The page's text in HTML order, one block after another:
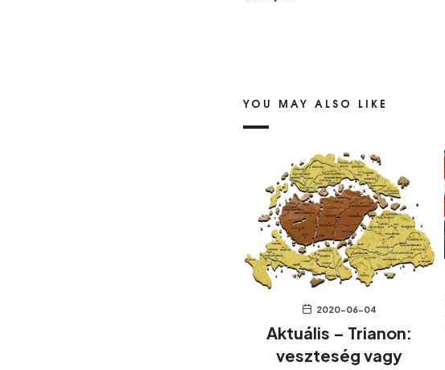
YOU MAY ALSO LIKE
2020-06-04
Aktuális – Trianon:
veszteség vagy